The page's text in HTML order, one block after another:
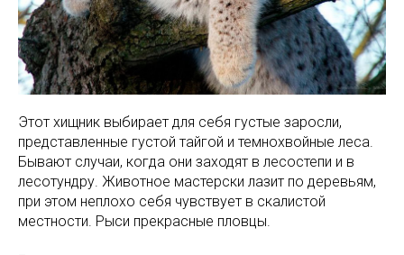
Этот хищник выбирает для себя густые заросли,
представленные густой тайгой и темнохвойные леса.
Бывают случаи, когда они заходят в лесостепи и в
лесотундру. Животное мастерски лазит по деревьям,
при этом неплохо себя чувствует в скалистой
местности. Рыси прекрасные пловцы.